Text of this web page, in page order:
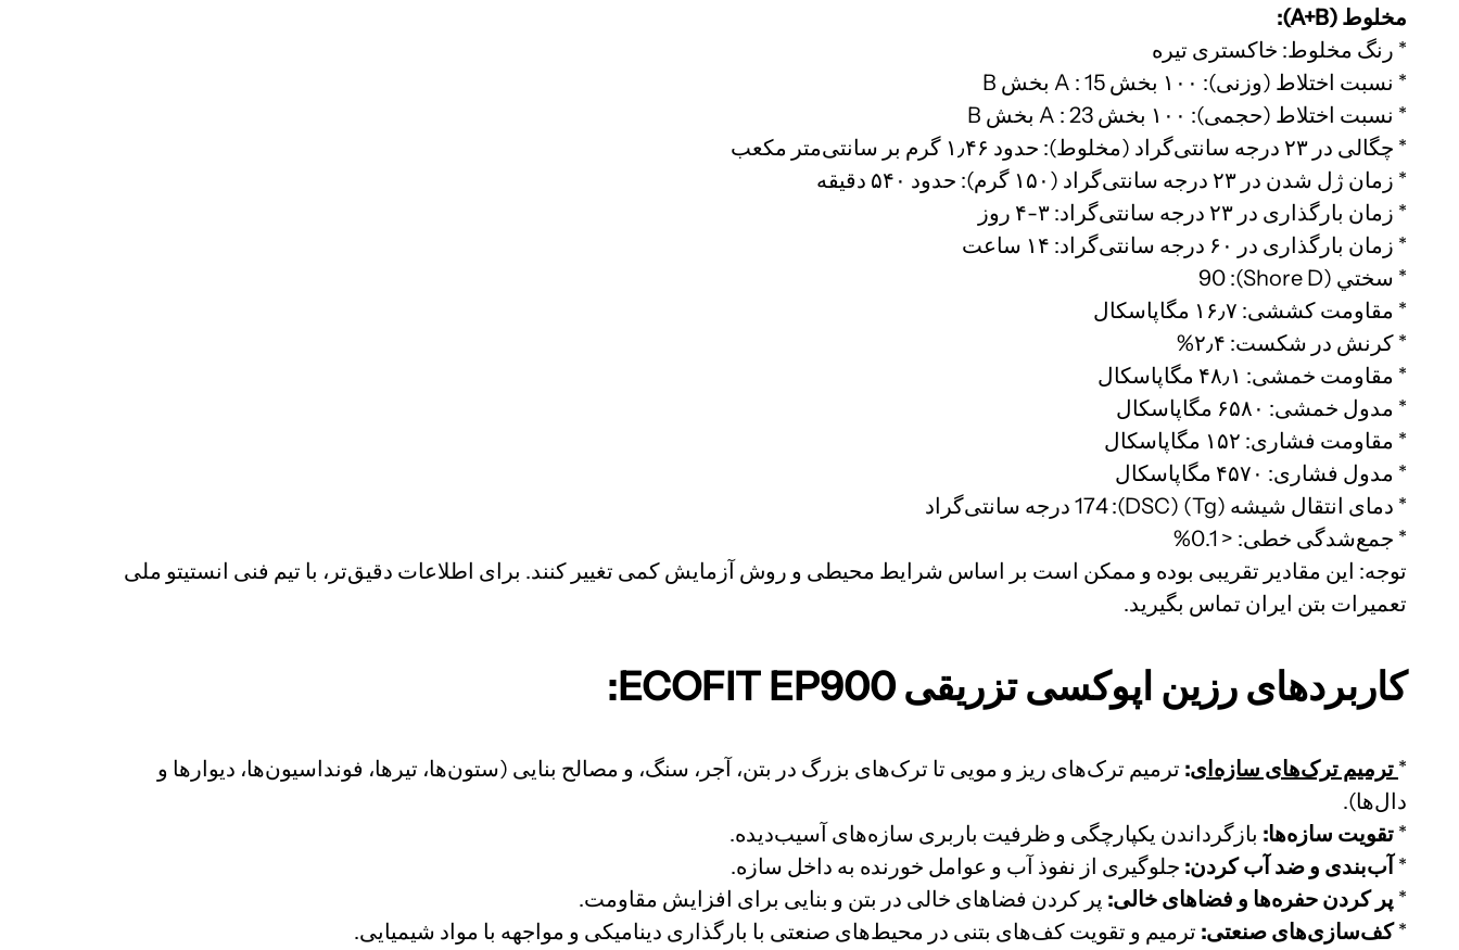
مخلوط (A+B):
* رنگ مخلوط: خاکستری تیره
* نسبت اختلاط (وزنی): ۱۰۰ بخش A : 15 بخش B
* نسبت اختلاط (حجمی): ۱۰۰ بخش A : 23 بخش B
* چگالی در ۲۳ درجه سانتی‌گراد (مخلوط): حدود ۱٫۴۶ گرم بر سانتی‌متر مکعب
* زمان ژل شدن در ۲۳ درجه سانتی‌گراد (۱۵۰ گرم): حدود ۵۴۰ دقیقه
* زمان بارگذاری در ۲۳ درجه سانتی‌گراد: ۳-۴ روز
* زمان بارگذاری در ۶۰ درجه سانتی‌گراد: ۱۴ ساعت
* سختي (Shore D): 90
* مقاومت کششی: ۱۶٫۷ مگاپاسکال
* کرنش در شکست: ۲٫۴%
* مقاومت خمشی: ۴۸٫۱ مگاپاسکال
* مدول خمشی: ۶۵۸۰ مگاپاسکال
* مقاومت فشاری: ۱۵۲ مگاپاسکال
* مدول فشاری: ۴۵۷۰ مگاپاسکال
* دمای انتقال شیشه (Tg) (DSC): 174 درجه سانتی‌گراد
* جمع‌شدگی خطی: < 0.1%
توجه: این مقادیر تقریبی بوده و ممکن است بر اساس شرایط محیطی و روش آزمایش کمی تغییر کنند. برای اطلاعات دقیق‌تر، با تیم فنی انستیتو ملی
تعمیرات بتن ایران تماس بگیرید.
کاربردهای رزین اپوکسی تزریقی ECOFIT EP900:
* ترمیم ترک‌های سازه‌ای: ترمیم ترک‌های ریز و مویی تا ترک‌های بزرگ در بتن، آجر، سنگ، و مصالح بنایی (ستون‌ها، تیرها، فونداسیون‌ها، دیوارها و
دال‌ها).
* تقویت سازه‌ها: بازگرداندن یکپارچگی و ظرفیت باربری سازه‌های آسیب‌دیده.
* آب‌بندی و ضد آب کردن: جلوگیری از نفوذ آب و عوامل خورنده به داخل سازه.
* پر کردن حفره‌ها و فضاهای خالی: پر کردن فضاهای خالی در بتن و بنایی برای افزایش مقاومت.
*کف‌سازی‌های صنعتی: ترمیم و تقویت کف‌های بتنی در محیط‌های صنعتی با بارگذاری دینامیکی و مواجهه با مواد شیمیایی.